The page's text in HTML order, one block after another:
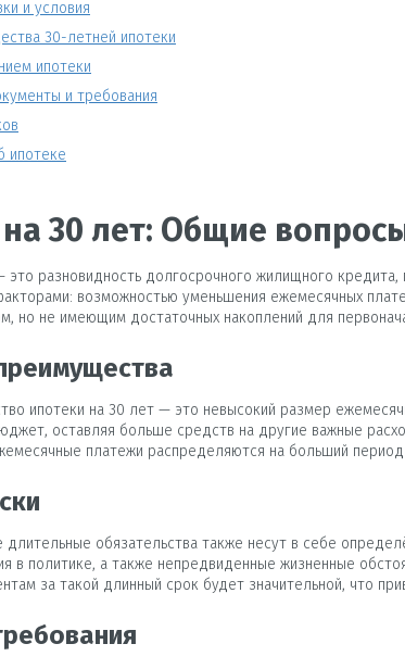
и условия
30-летней ипотеки
ипотеки
и требования
ипотеке
на 30 лет: Общие
это разновидность долгосрочного жилищного
возможностью уменьшения ежемесячных
но не имеющим достаточных накоплений для
ипотеки на 30 лет — это невысокий размер
оставляя больше средств на другие важные
платежи распределяются на больший
длительные обязательства также несут в себе
в политике, а также непредвиденные жизненные
за такой длинный срок будет значительной, что